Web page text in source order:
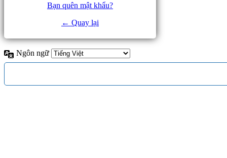
Bạn quên mật khẩu?
← Quay lại
Ngôn ngữ